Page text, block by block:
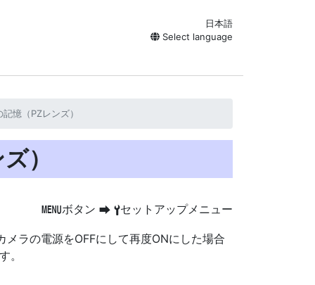
日本語
Select language
憶（PZレンズ）
）
Gボタン U Bセットアップメニュー
ラの電源をOFFにして再度ONにした場合
。